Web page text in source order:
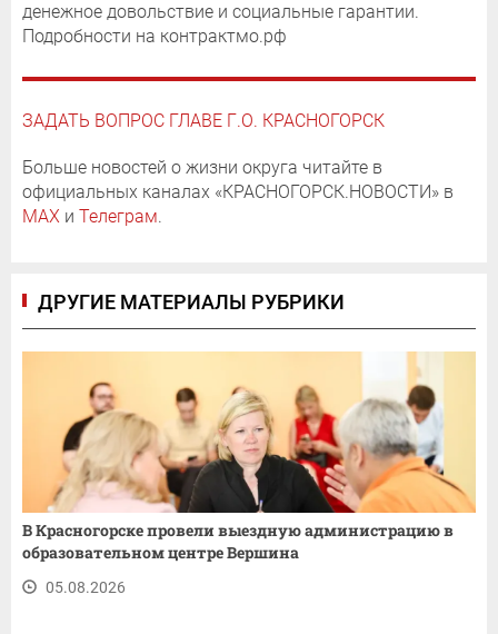
денежное довольствие и социальные гарантии.
Подробности на контрактмо.рф
ЗАДАТЬ ВОПРОС ГЛАВЕ Г.О. КРАСНОГОРСК
Больше новостей о жизни округа читайте в
официальных каналах «КРАСНОГОРСК.НОВОСТИ» в
MAX и Телеграм.
ДРУГИЕ МАТЕРИАЛЫ РУБРИКИ
В Красногорске провели выездную администрацию в
образовательном центре Вершина
05.08.2026